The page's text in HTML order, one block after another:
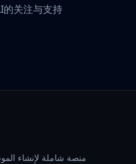
的关注与支持
منصة شاملة لإنشاء